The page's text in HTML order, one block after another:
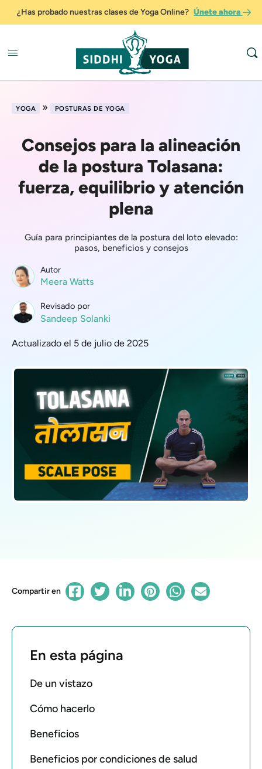
¿Has probado nuestras clases de Yoga Online? Únete ahora
YOGA » POSTURAS DE YOGA
Consejos para la alineación
de la postura Tolasana:
fuerza, equilibrio y atención
plena
Guía para principiantes de la postura del loto elevado:
pasos, beneficios y consejos
Autor
Meera Watts
Revisado por
Sandeep Solanki
Actualizado el 5 de julio de 2025
Compartir en
En esta página
De un vistazo
Cómo hacerlo
Beneficios
Beneficios por condiciones de salud